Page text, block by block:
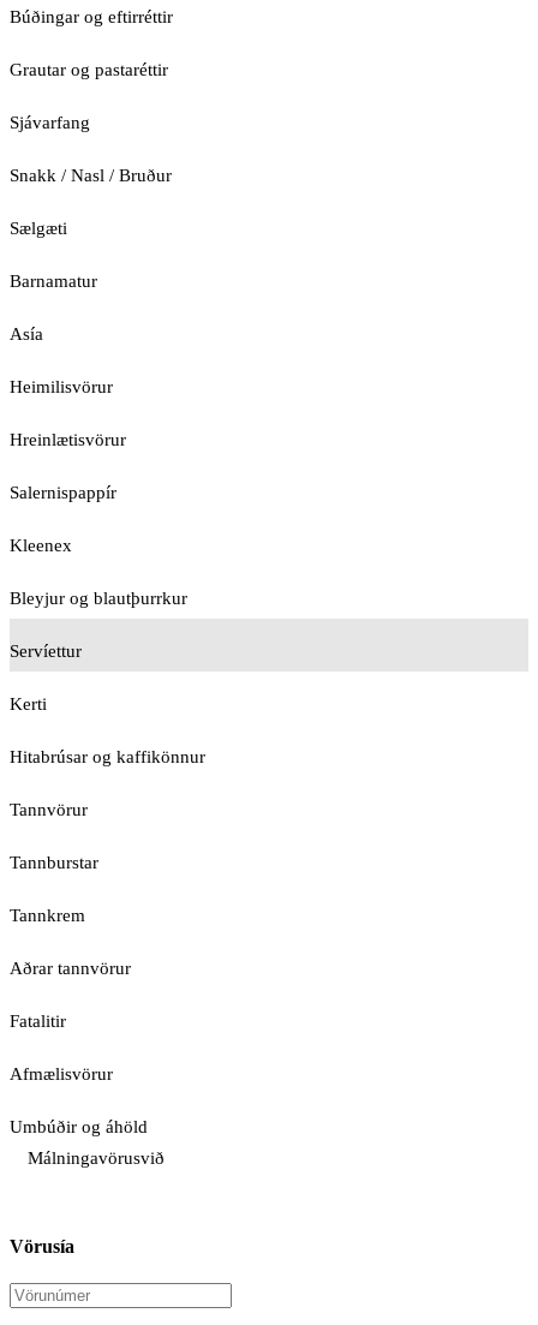
Búðingar og eftirréttir
Grautar og pastaréttir
Sjávarfang
Snakk / Nasl / Bruður
Sælgæti
Barnamatur
Asía
Heimilisvörur
Hreinlætisvörur
Salernispappír
Kleenex
Bleyjur og blautþurrkur
Servíettur
Kerti
Hitabrúsar og kaffikönnur
Tannvörur
Tannburstar
Tannkrem
Aðrar tannvörur
Fatalitir
Afmælisvörur
Umbúðir og áhöld
Málningavörusvið
Vörusía